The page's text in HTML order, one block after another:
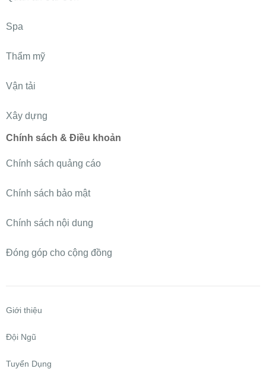
Spa
Thẩm mỹ
Vận tải
Xây dựng
Chính sách & Điều khoản
Chính sách quảng cáo
Chính sách bảo mật
Chính sách nội dung
Đóng góp cho cộng đồng
Giới thiệu
Đội Ngũ
Tuyển Dụng